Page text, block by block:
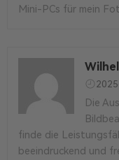
Mini-PCs für mein
Die
finde die
beeindruckend und